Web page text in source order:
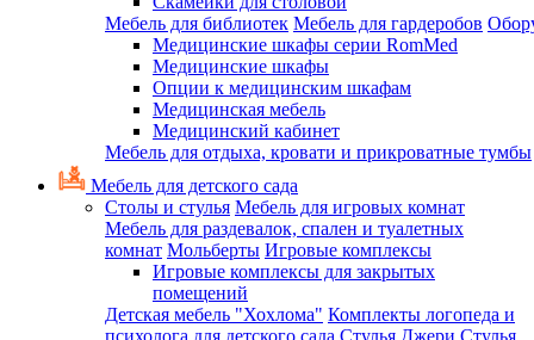
Мебель для библиотек Мебель для гардеробов
Медицинские шкафы серии RomMed
Медицинские шкафы
Опции к медицинским шкафам
Медицинская мебель
Медицинский кабинет
Мебель для отдыха, кровати и прикроватные тумбы
Мебель для детского сада
Столы и стулья Мебель для игровых комнат
Мебель для раздевалок, спален и туалетных
комнат Мольберты Игровые комплексы
Игровые комплексы для закрытых
помещений
Детская мебель "Хохлома" Комплекты логопеда и
психолога для детского сада Стулья Джери Стулья